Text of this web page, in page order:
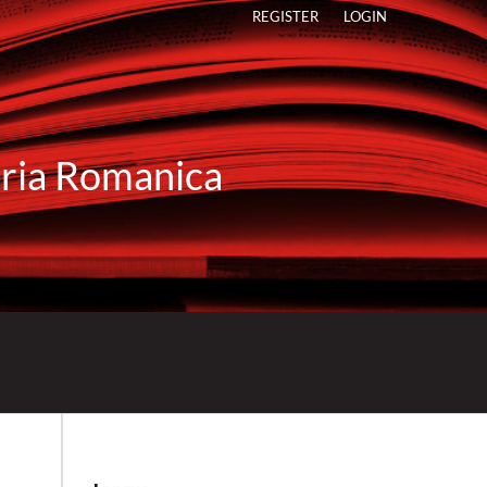
Romanica
REGISTER LOGIN